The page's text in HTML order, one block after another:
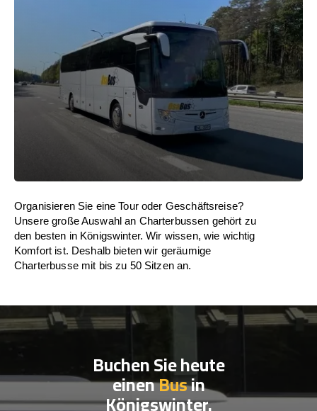
Organisieren Sie eine Tour oder Geschäftsreise?
Unsere große Auswahl an Charterbussen gehört zu
den besten in Königswinter. Wir wissen, wie wichtig
Komfort ist. Deshalb bieten wir geräumige
Charterbusse mit bis zu 50 Sitzen an.
Buchen Sie heute
einenBusin
Königswinter.